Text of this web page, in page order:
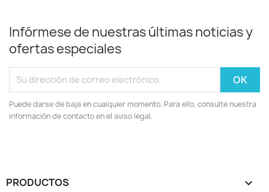
Infórmese de nuestras últimas noticias y
ofertas especiales
Puede darse de baja en cualquier momento. Para ello, consulte nuestra
información de contacto en el aviso legal.
PRODUCTOS 